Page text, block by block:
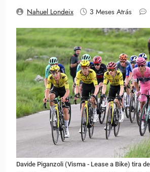
Nahuel Londeix 3 Meses Atrás
Davide Piganzoli (Visma - Lease a Bike) tira